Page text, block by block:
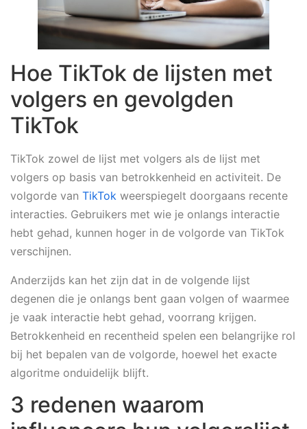
Hoe TikTok de lijsten met
volgers en gevolgden
TikTok
TikTok zowel de lijst met volgers als de lijst met
volgers op basis van betrokkenheid en activiteit. De
volgorde van TikTok weerspiegelt doorgaans recente
interacties. Gebruikers met wie je onlangs interactie
hebt gehad, kunnen hoger in de volgorde van TikTok
verschijnen.
Anderzijds kan het zijn dat in de volgende lijst
degenen die je onlangs bent gaan volgen of waarmee
je vaak interactie hebt gehad, voorrang krijgen.
Betrokkenheid en recentheid spelen een belangrijke rol
bij het bepalen van de volgorde, hoewel het exacte
algoritme onduidelijk blijft.
3 redenen waarom